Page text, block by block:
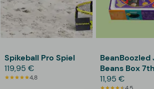
Spikeball Pro Spiel
119,95 €
4,8
BeanBoozled
Beans Box
11,95 €